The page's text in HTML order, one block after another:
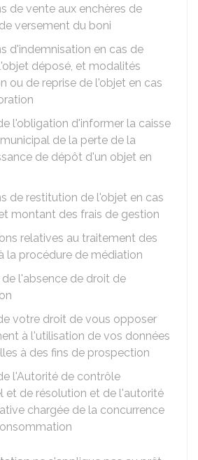
de vente aux enchères de
versement du boni
d'indemnisation en cas de
déposé, et modalités
ou de reprise de l'objet en cas
l'obligation d'informer la caisse
de la perte de la
de dépôt d'un objet en
de restitution de l'objet en cas
montant des frais de gestion
relatives au traitement des
la procédure de médiation
de l'absence de droit de
votre droit de vous opposer
à l'utilisation de vos données
à des fins de prospection
l'Autorité de contrôle
et de résolution et de l'autorité
chargée de la concurrence